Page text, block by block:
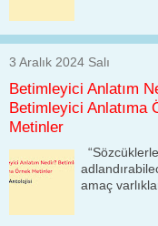
3 Aralık 2024 Salı
Betimleyici Anlatım
Betimleyici Anlatıma
Metinler
amaç